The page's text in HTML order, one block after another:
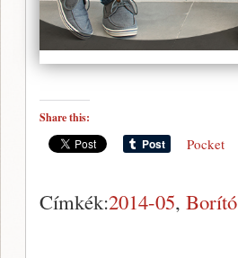
Share this:
Pocket
Címkék:2014-05, Borító